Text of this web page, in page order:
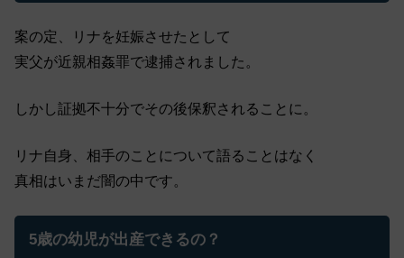
案の定、リナを妊娠させたとして
実父が近親相姦罪で逮捕されました。
しかし証拠不十分でその後保釈されることに。
リナ自身、相手のことについて語ることはなく
真相はいまだ闇の中です。
5歳の幼児が出産できるの？